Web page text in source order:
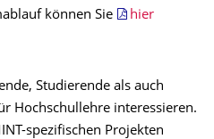
können Sie
hier
Studierende als auch
Hochschullehre interessieren.
spezifischen Projekten